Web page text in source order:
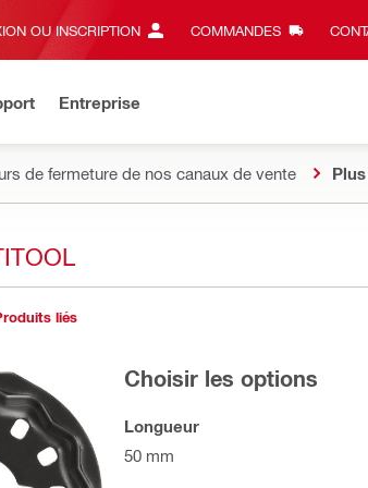
OU INSCRIPTION COMMANDES
Entreprise
de fermeture de nos canaux de vente
liés
Choisir les options
Longueur
50 mm